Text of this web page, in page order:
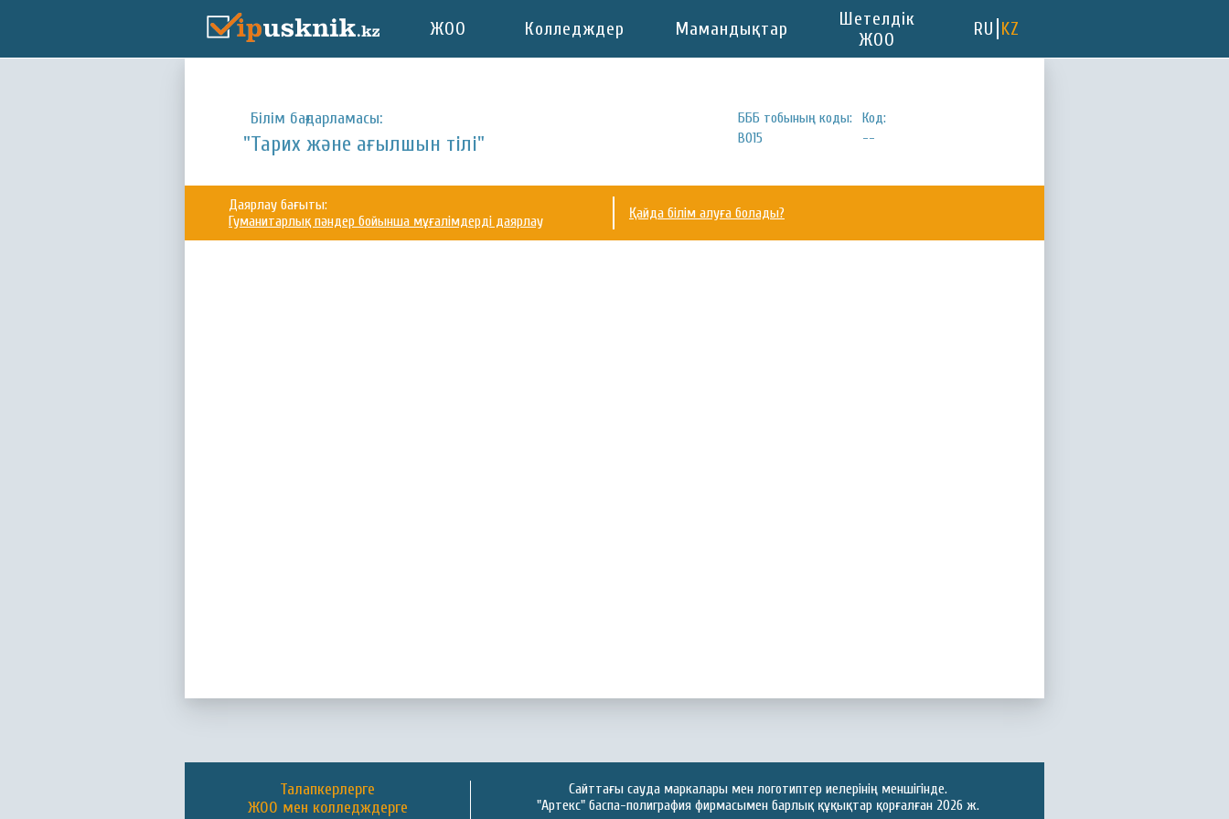
ЖОО Колледждер Мамандықтар
Шетелдік
ЖОО
RU KZ
Білім бағдарламасы:
"Тарих және ағылшын тілі"
БББ тобының коды:
В015
Код:
--
Даярлау бағыты:
Гуманитарлық пәндер бойынша мұғалімдерді даярлау
Қайда білім алуға болады?
Талапкерлерге
ЖОО мен колледждерге
Сайттағы сауда маркалары мен логотиптер иелерінің меншігінде.
"Артекс" баспа-полиграфия фирмасымен барлық құқықтар қорғалған 2026 ж.